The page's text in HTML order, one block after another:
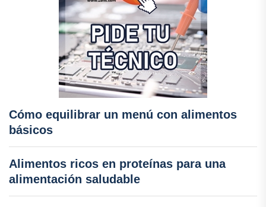
Cómo equilibrar un menú con alimentos
básicos
Alimentos ricos en proteínas para una
alimentación saludable